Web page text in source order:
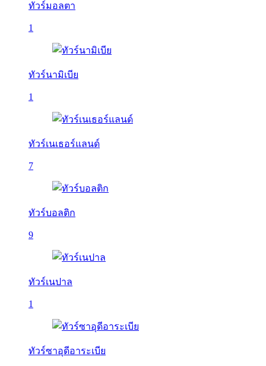
ทัวร์มอลตา
1
ทัวร์นามิเบีย
1
ทัวร์เนเธอร์แลนด์
7
ทัวร์บอลติก
9
ทัวร์เนปาล
1
ทัวร์ซาอุดีอาระเบีย